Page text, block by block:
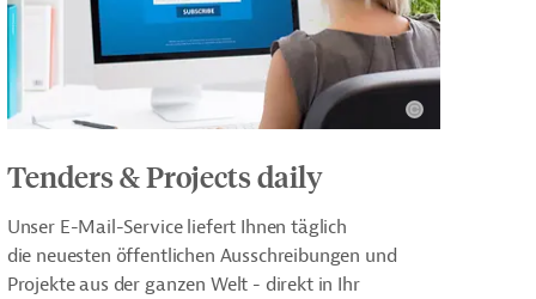
Tenders & Projects daily
Unser E-Mail-Service liefert Ihnen täglich
die neuesten öffentlichen Ausschreibungen und
Projekte aus der ganzen Welt - direkt in Ihr